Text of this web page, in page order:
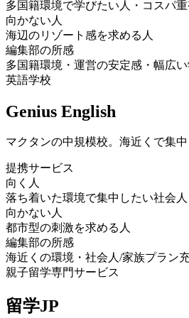
多国籍環境で学びたい人・コスパ
向かない人
海辺のリゾート感を求める人
編集部の所感
多国籍環境・運営の安定感・幅広
英語学校
Genius English
マクタンの中規模校。海近くで集
提携サービス
向く人
落ち着いた環境で集中したい社会
向かない人
都市型の刺激を求める人
編集部の所感
海近くの環境・社会人/家族プラン
親子留学専門サービス
留学JP